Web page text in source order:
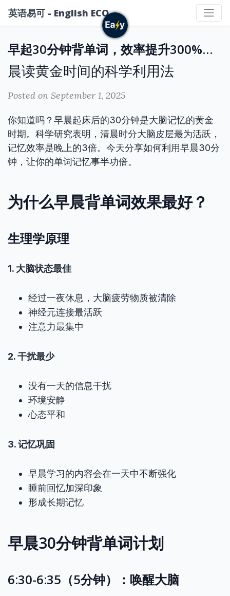
英语易可 - English ECO
早起30分钟背单词，效率提升300%的秘密
晨读黄金时间的科学利用法
Posted on September 1, 2025
你知道吗？早晨起床后的30分钟是大脑记忆的黄金
时期。科学研究表明，清晨时分大脑皮层最为活跃，
记忆效率是晚上的3倍。今天分享如何利用早晨30分
钟，让你的单词记忆事半功倍。
为什么早晨背单词效果最好？
生理学原理
1. 大脑状态最佳
经过一夜休息，大脑疲劳物质被清除
神经元连接最活跃
注意力最集中
2. 干扰最少
没有一天的信息干扰
环境安静
心态平和
3. 记忆巩固
早晨学习的内容会在一天中不断强化
睡前回忆加深印象
形成长期记忆
早晨30分钟背单词计划
6:30-6:35（5分钟）：唤醒大脑